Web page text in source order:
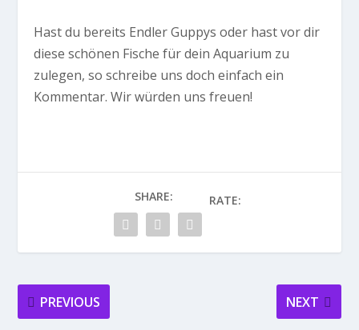
Hast du bereits Endler Guppys oder hast vor dir
diese schönen Fische für dein Aquarium zu
zulegen, so schreibe uns doch einfach ein
Kommentar. Wir würden uns freuen!
SHARE: RATE:
PREVIOUS NEXT